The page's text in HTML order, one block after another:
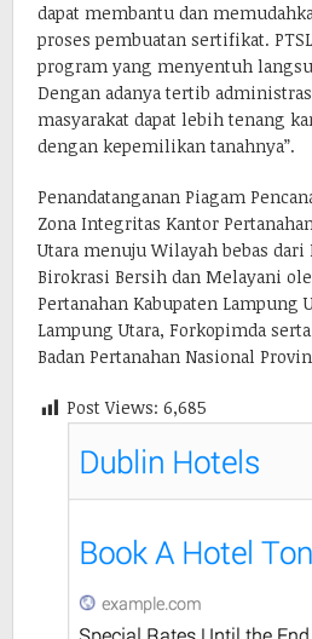
dapat membantu dan
proses pembuatan sertifikat.
program yang menyentuh
Dengan adanya tertib
masyarakat dapat lebih tenang
dengan kepemilikan tanahnya”.
Penandatanganan Piagam
Zona Integritas Kantor
Utara menuju Wilayah bebas
Birokrasi Bersih dan Melayani
Pertanahan Kabupaten Lampung
Lampung Utara, Forkopimda
Badan Pertanahan Nasional
Post Views: 6,685